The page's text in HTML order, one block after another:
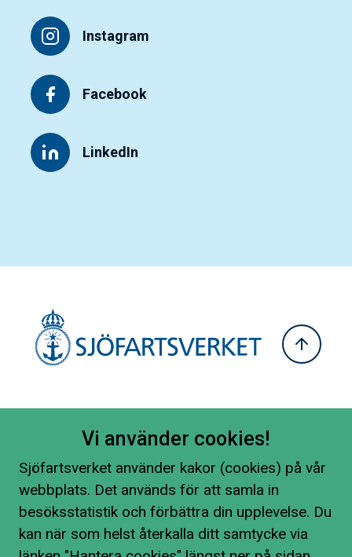
Instagram
Facebook
LinkedIn
Vi använder cookies!
Sjöfartsverket använder kakor (cookies) på vår
webbplats. Det används för att samla in
besöksstatistik och förbättra din upplevelse. Du
kan när som helst återkalla ditt samtycke via